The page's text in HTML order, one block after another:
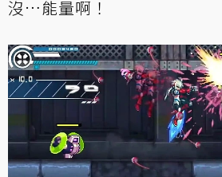
沒…能量啊！